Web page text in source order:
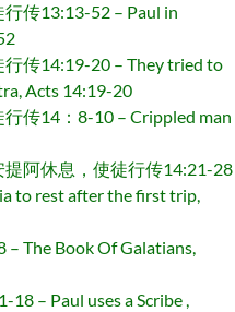
传13:13-52 – Paul in
传14:19-20 – They tried to
Acts 14:19-20
传14：8-10 – Crippled man
阿休息，使徒行传14:21-28
to rest after the first trip,
The Book Of Galatians,
– Paul uses a Scribe ,